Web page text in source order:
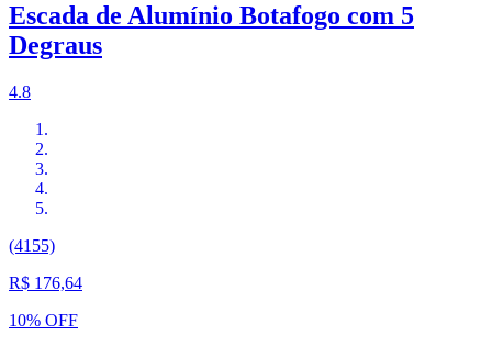
Escada de Alumínio Botafogo com 5
Degraus
4.8
(4155)
R$ 176,64
10% OFF